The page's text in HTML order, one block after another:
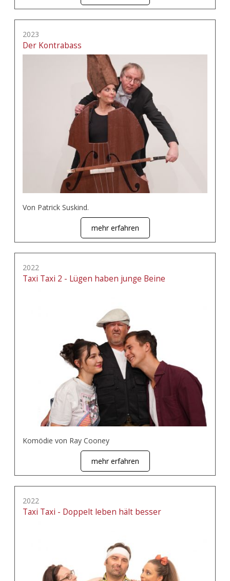
2023
Der Kontrabass
Von Patrick Suskind.
mehr erfahren
2022
Taxi Taxi 2 - Lügen haben junge Beine
Komödie von Ray Cooney
mehr erfahren
2022
Taxi Taxi - Doppelt leben hält besser